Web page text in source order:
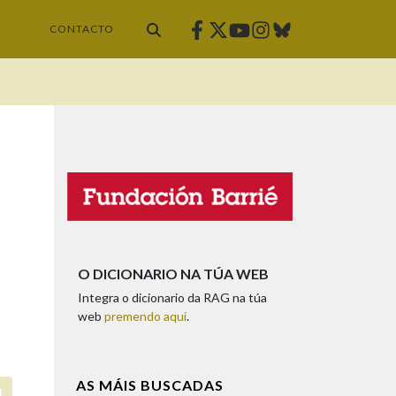
CONTACTO Facebook
Twitter
Youtube
Instagram
Bluesky
O DICIONARIO NA TÚA WEB
Integra o dicionario da RAG na túa
web premendo aquí.
AS MÁIS BUSCADAS